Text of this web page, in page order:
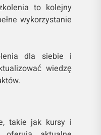
to kolejny
wykorzystanie
dla siebie i
wiedzę
takie jak kursy i